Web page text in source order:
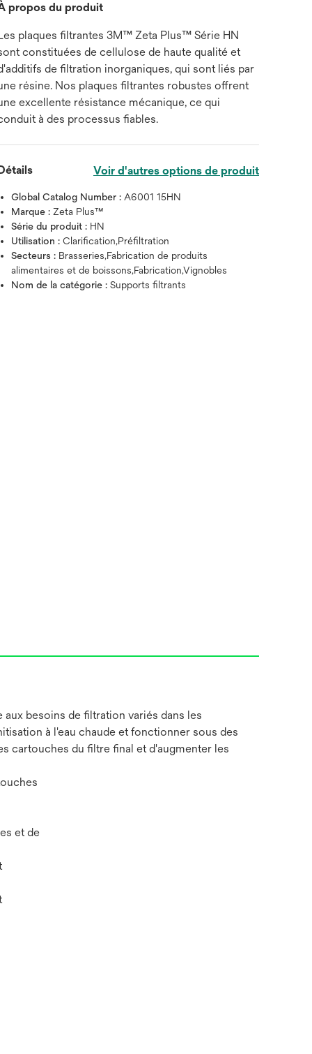
propos du produit
plaques filtrantes 3M™ Zeta Plus™ Série HN
constituées de cellulose de haute qualité et
de filtration inorganiques, qui sont liés par
résine. Nos plaques filtrantes robustes offrent
excellente résistance mécanique, ce qui
à des processus fiables.
Voir d'autres options de produit
Global Catalog Number : A6001 15HN
Marque :Zeta Plus™
Série du produit : HN
Utilisation :Clarification,Préfiltration
Secteurs : Brasseries,Fabrication de produits
alimentaires et de boissons,Fabrication,Vignobles
Nom de la catégorie :Supports filtrants
besoins de filtration variés dans les
à l'eau chaude et fonctionner sous des
cartouches du filtre final et d'augmenter les
et de